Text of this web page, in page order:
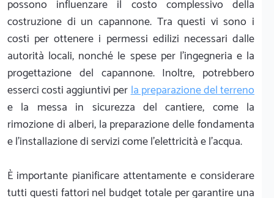
possono influenzare il costo complessivo della
costruzione di un capannone. Tra questi vi sono i
costi per ottenere i permessi edilizi necessari dalle
autorità locali, nonché le spese per l'ingegneria e la
progettazione del capannone. Inoltre, potrebbero
esserci costi aggiuntivi perla preparazione del terreno
e la messa in sicurezza del cantiere, come la
rimozione di alberi, la preparazione delle fondamenta
e l'installazione di servizi come l'elettricità e l'acqua.
È importante pianificare attentamente e considerare
tutti questi fattori nel budget totale per garantire una